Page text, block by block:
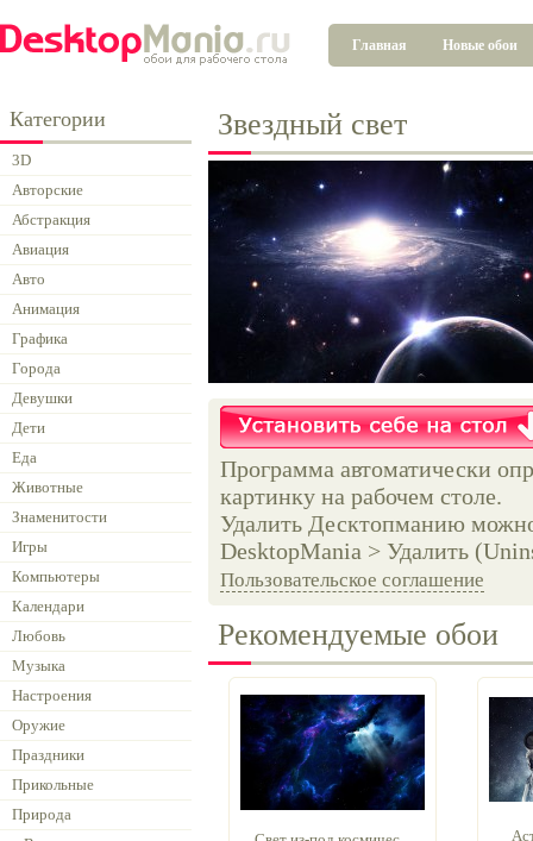
Главная Новые обои
Категории
3D
Авторские
Абстракция
Авиация
Авто
Анимация
Графика
Города
Девушки
Дети
Еда
Животные
Знаменитости
Игры
Компьютеры
Календари
Любовь
Музыка
Настроения
Оружие
Праздники
Прикольные
Природа
Звездный свет
Программа автоматически
картинку на рабочем столе.
Удалить Десктопманию
DesktopMania > Удалить
Пользовательское соглашение
Рекомендуемые обои